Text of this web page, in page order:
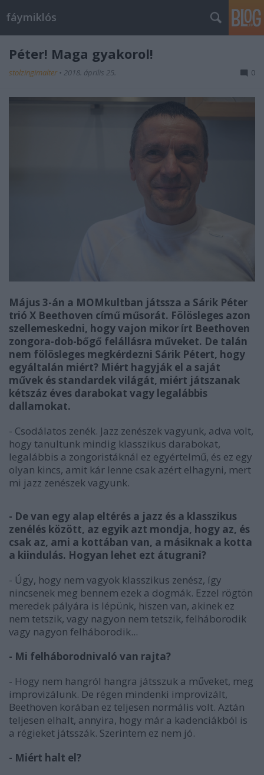
fáymiklós
Péter! Maga gyakorol!
stolzingimalter • 2018. április 25. 0
Május 3-án a MOMkultban játssza a Sárik Péter
trió X Beethoven című műsorát. Fölösleges azon
szellemeskedni, hogy vajon mikor írt Beethoven
zongora-dob-bőgő felállásra műveket. De talán
nem fölösleges megkérdezni Sárik Pétert, hogy
egyáltalán miért? Miért hagyják el a saját
művek és standardek világát, miért játszanak
kétszáz éves darabokat vagy legalábbis
dallamokat.
- Csodálatos zenék. Jazz zenészek vagyunk, adva volt,
hogy tanultunk mindig klasszikus darabokat,
legalábbis a zongoristáknál ez egyértelmű, és ez egy
olyan kincs, amit kár lenne csak azért elhagyni, mert
mi jazz zenészek vagyunk.
- De van egy alap eltérés a jazz és a klasszikus
zenélés között, az egyik azt mondja, hogy az, és
csak az, ami a kottában van, a másiknak a kotta
a kiindulás. Hogyan lehet ezt átugrani?
- Úgy, hogy nem vagyok klasszikus zenész, így
nincsenek meg bennem ezek a dogmák. Ezzel rögtön
meredek pályára is lépünk, hiszen van, akinek ez
nem tetszik, vagy nagyon nem tetszik, felháborodik
vagy nagyon felháborodik...
- Mi felháborodnivaló van rajta?
- Hogy nem hangról hangra játsszuk a műveket, meg
improvizálunk. De régen mindenki improvizált,
Beethoven korában ez teljesen normális volt. Aztán
teljesen elhalt, annyira, hogy már a kadenciákból is
a régieket játsszák. Szerintem ez nem jó.
- Miért halt el?